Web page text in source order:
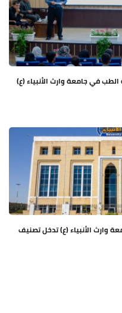
كلية الطب في جامعة وارث الأنبياء (ع)
وارث الأنبياء (ع) تدخل تصنيف